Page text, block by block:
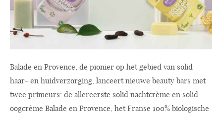
Balade en Provence, de pionier op het gebied van solid
haar- en huidverzorging, lanceert nieuwe beauty bars met
twee primeurs: de allereerste solid nachtcrème en solid
oogcrème Balade en Provence, het Franse 100% biologische